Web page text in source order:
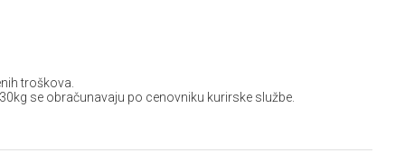
troškova.
se obračunavaju po cenovniku kurirske službe.